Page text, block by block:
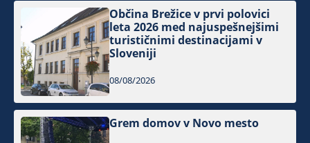
Občina Brežice v prvi polovici
leta 2026 med najuspešnejšimi
turističnimi destinacijami v
Sloveniji
08/08/2026
Grem domov v Novo mesto